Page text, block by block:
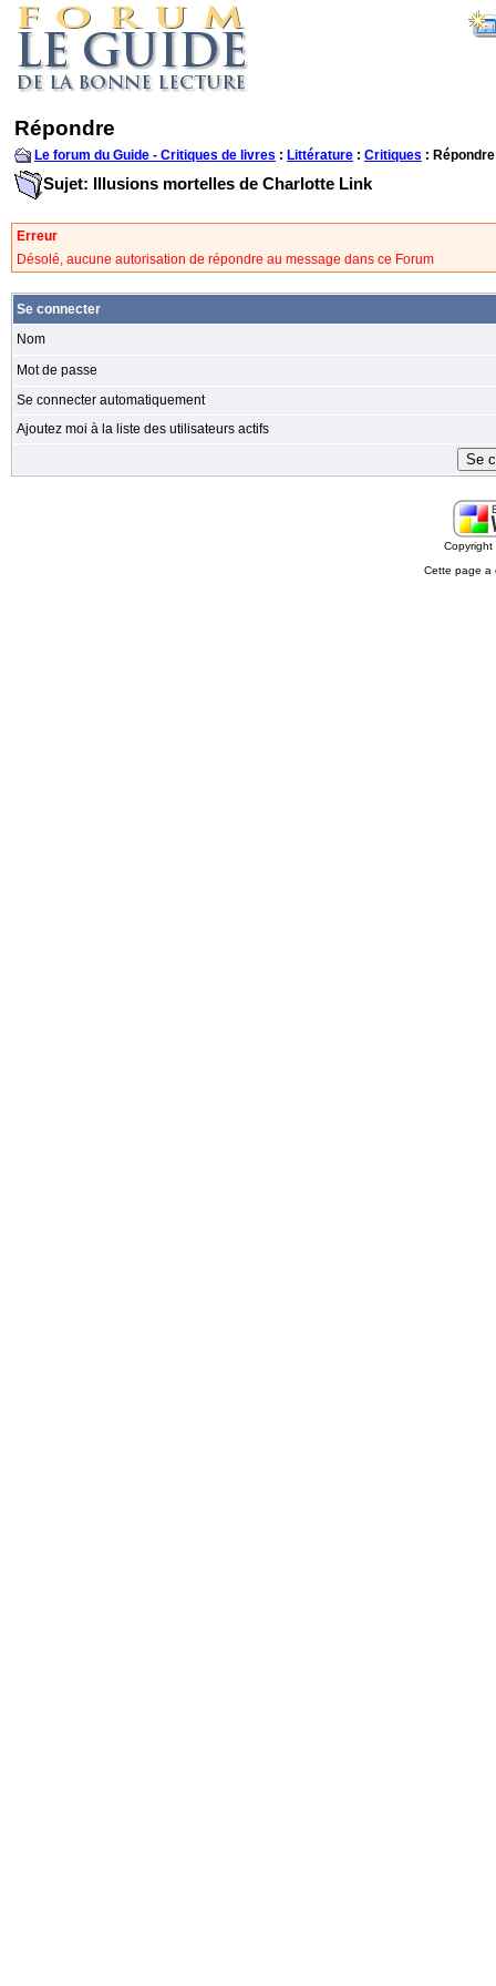
Répondre
Le forum du Guide - Critiques de livres : Littérature : Critiques : Répondre
Sujet: Illusions mortelles de Charlotte Link
Erreur
Désolé, aucune autorisation de répondre au message dans ce Forum
Se connecter
Nom
Mot de passe
Se connecter automatiquement
Ajoutez moi à la liste des utilisateurs actifs
Cette page a